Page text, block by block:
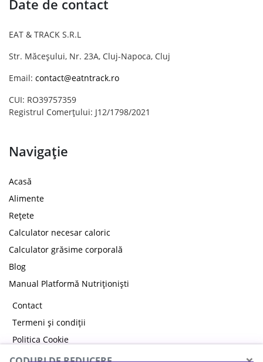
Date de contact
EAT & TRACK S.R.L
Str. Măceșului, Nr. 23A, Cluj-Napoca, Cluj
Email: contact@eatntrack.ro
CUI: RO39757359
Registrul Comerțului: J12/1798/2021
Navigație
Acasă
Alimente
Rețete
Calculator necesar caloric
Calculator grăsime corporală
Blog
Manual Platformă Nutriționiști
Contact
Termeni și condiții
Politica Cookie
Politica de confidențialitate